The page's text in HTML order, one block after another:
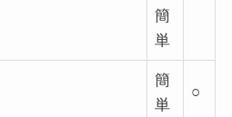
簡
単
簡
単
○